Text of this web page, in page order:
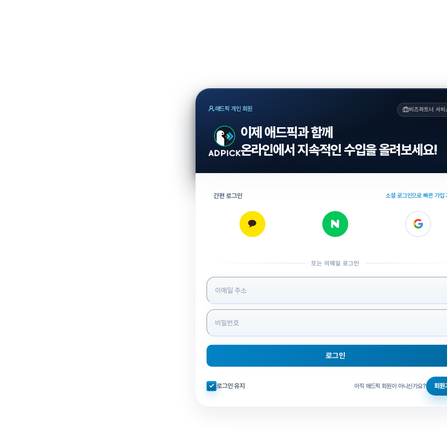
애드픽 개인 회원 비즈파트너 서비
이제 애드픽과 함께
온라인에서 지속적인 수입을 올려보세요!
간편 로그인 소셜 로그인으로 빠른 가입
또는 이메일 로그인
로그인 정보 입력
로그인
자동로그인 체크
로그인 유지 아직 애드픽 회원이 아니신가요? 회원